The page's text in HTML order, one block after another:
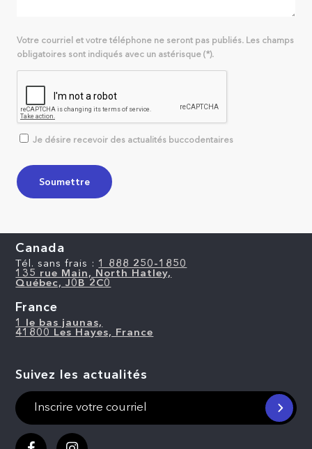
Votre courriel et votre téléphone ne seront pas publiés. Les champs
obligatoires sont indiqués avec un astérisque (*).
Je désire recevoir des actualités buccodentaires
Canada
Tél. sans frais : 1 888 250-1850
135 rue Main, North Hatley,
Québec, J0B 2C0
France
1 le bas jaunas,
41800 Les Hayes, France
Suivez les actualités